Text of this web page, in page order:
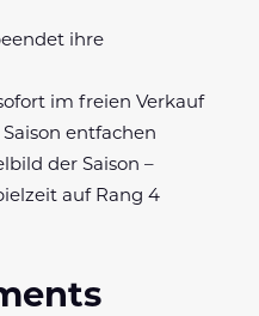
ihre
im freien Verkauf
entfachen
der Saison –
auf Rang 4